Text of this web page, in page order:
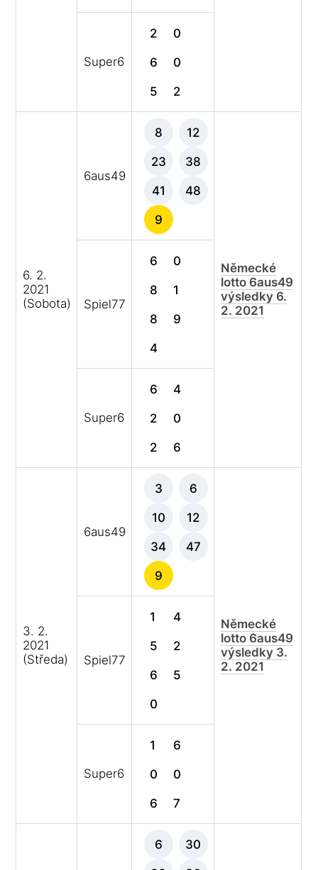
Super6
2 0
6 0
5 2
6. 2.
2021
(Sobota)
6aus49
8 12
23 38
41 48
9
Německé
lotto 6aus49
výsledky 6.
2. 2021
Spiel77
6 0
8 1
8 9
4
Super6
6 4
2 0
2 6
3. 2.
2021
(Středa)
6aus49
3 6
10 12
34 47
9
Německé
lotto 6aus49
výsledky 3.
2. 2021
Spiel77
1 4
5 2
6 5
0
Super6
1 6
0 0
6 7
6 30